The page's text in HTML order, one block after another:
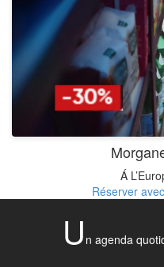
Á
Réserver
U n agenda